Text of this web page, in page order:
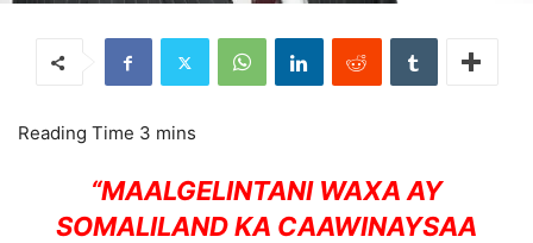
“MAALGELINTANI WAXA AY
SOMALILAND KA CAAWINAYSAA